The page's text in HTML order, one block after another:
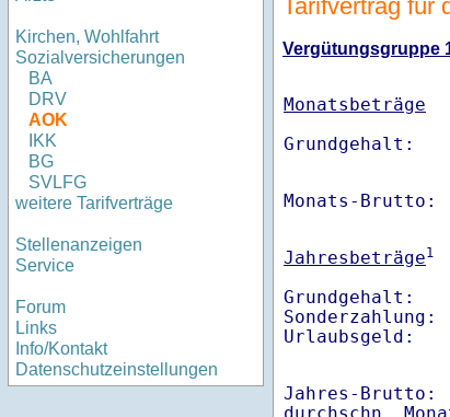
Kirchen, Wohlfahrt
Sozialversicherungen
BA
DRV
AOK
IKK
BG
SVLFG
weitere Tarifverträge
Stellenanzeigen
Service
Forum
Links
Info/Kontakt
Datenschutzeinstellungen
Tarifvertrag für
Vergütungsgruppe
Monatsbeträge
Jahresbeträge1
Grundgehalt: